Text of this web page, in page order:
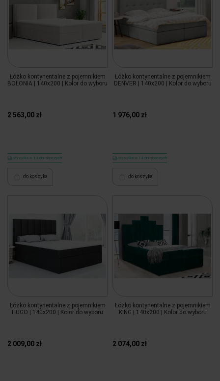
Łóżko kontynentalne z pojemnikiem
BOLONIA | 140x200 | Kolor do wyboru
2 563,00 zł
Wysyłka w 14 dni roboczych
do koszyka
Łóżko kontynentalne z pojemnikiem
DENVER | 140x200 | Kolor do wyboru
1 976,00 zł
Wysyłka w 14 dni roboczych
do koszyka
Łóżko kontynentalne z pojemnikiem
HUGO | 140x200 | Kolor do wyboru
2 009,00 zł
Łóżko kontynentalne z pojemnikiem
KING | 140x200 | Kolor do wyboru
2 074,00 zł